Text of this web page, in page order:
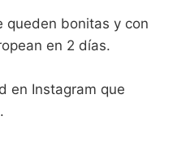
queden bonitas y con
en 2 días.
en Instagram que